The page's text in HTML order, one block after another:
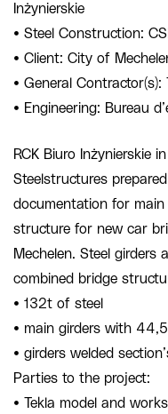
Inżynierskie
• Steel Construction:
• Client: City of
• General Contractor(s):
• Engineering: Bureau
RCK Biuro Inżynierskie
Steelstructures
documentation for
structure for new car
Mechelen. Steel girders
combined bridge
• 132t of steel
• main girders with
• girders welded
Parties to the project:
• Tekla model and